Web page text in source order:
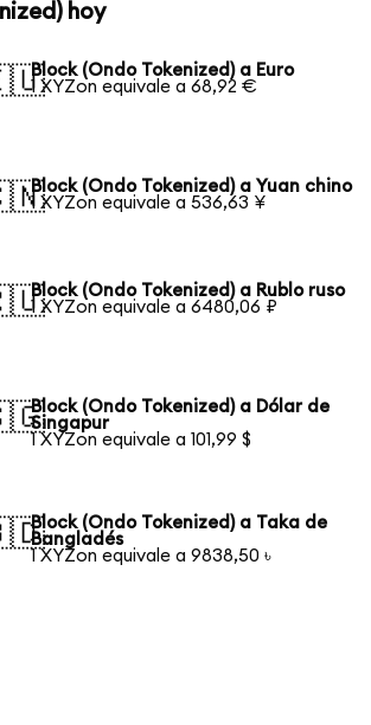
hoy
Block (Ondo Tokenized) a Euro
1 XYZon equivale a 68,92 €
Block (Ondo Tokenized) a Yuan chino
1 XYZon equivale a 536,63 ¥
Block (Ondo Tokenized) a Rublo ruso
1 XYZon equivale a 6480,06 ₽
Block (Ondo Tokenized) a Dólar de
Singapur
1 XYZon equivale a 101,99 $
Block (Ondo Tokenized) a Taka de
Bangladés
1 XYZon equivale a 9838,50 ৳